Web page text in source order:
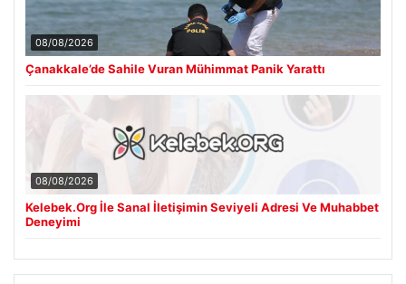
08/08/2026
Çanakkale’de Sahile Vuran Mühimmat Panik Yarattı
08/08/2026
Kelebek.Org İle Sanal İletişimin Seviyeli Adresi Ve Muhabbet
Deneyimi